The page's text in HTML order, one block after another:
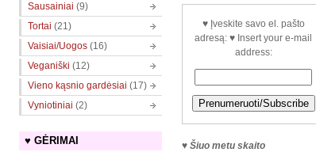
♥ Įveskite savo el. pašto
adresą: ♥ Insert your e-mail
address:
♥ Šiuo metu skaito
Sausainiai (9)
Tortai (21)
Vaisiai/Uogos (16)
Veganiški (12)
Vieno kąsnio gardėsiai (17)
Vyniotiniai (2)
♥ GĖRIMAI